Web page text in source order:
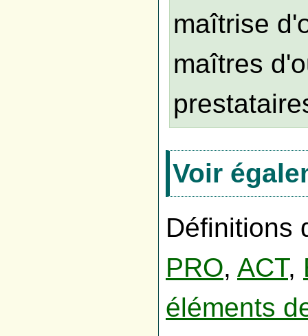
maîtrise
maîtres
Voir
Définitions
PRO, ACT,
éléments